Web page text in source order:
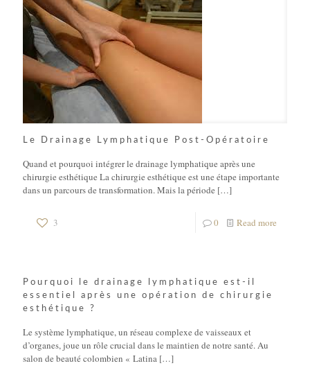
Le Drainage Lymphatique Post-Opératoire
Quand et pourquoi intégrer le drainage lymphatique après une
chirurgie esthétique La chirurgie esthétique est une étape importante
dans un parcours de transformation. Mais la période […]
3 0 Read more
Pourquoi le drainage lymphatique est-il
essentiel après une opération de chirurgie
esthétique ?
Le système lymphatique, un réseau complexe de vaisseaux et
d’organes, joue un rôle crucial dans le maintien de notre santé. Au
salon de beauté colombien « Latina […]